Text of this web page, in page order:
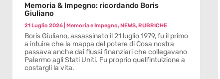
Memoria & Impegno: ricordando Boris
Giuliano
21 Luglio 2026| Memoria e Impegno,NEWS,RUBRICHE
Boris Giuliano, assassinato il 21 luglio 1979, fu il primo
a intuire che la mappa del potere di Cosa nostra
passava anche dai flussi finanziari che collegavano
Palermo agli Stati Uniti. Fu proprio quell’intuizione a
costargli la vita.